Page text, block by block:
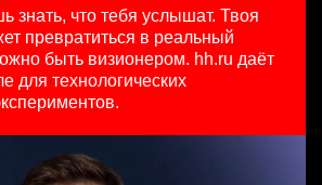
департамент
продажи
b2b, брендинговые продукты
маркетинга
знать, что тебя услышат. Твоя
превратиться в реальный
быть визионером. hh.ru даёт
для технологических